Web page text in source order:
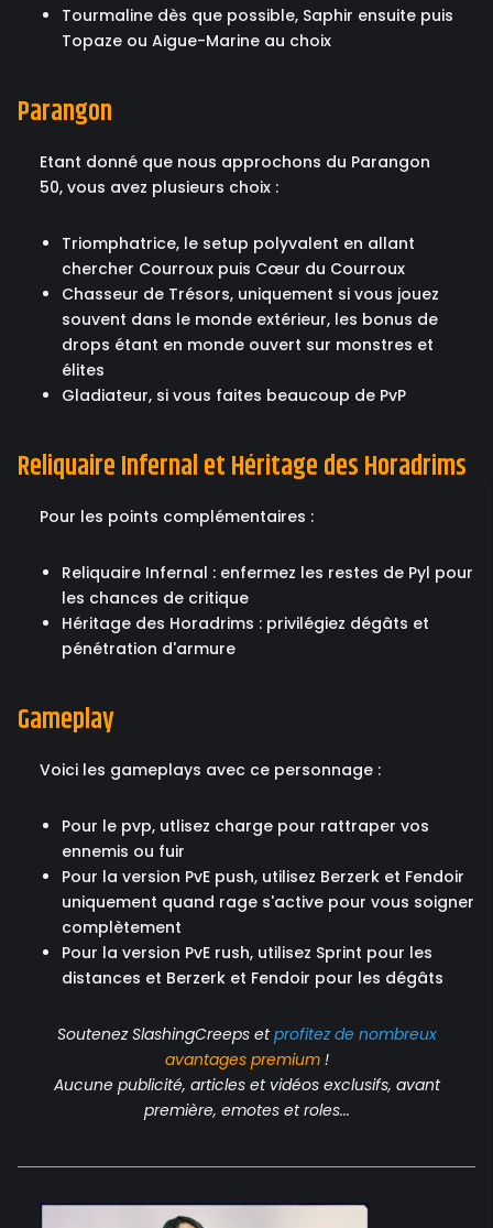
Tourmaline dès que possible, Saphir ensuite puis
Topaze ou Aigue-Marine au choix
Parangon
Etant donné que nous approchons du Parangon
50, vous avez plusieurs choix :
Triomphatrice, le setup polyvalent en allant
chercher Courroux puis Cœur du Courroux
Chasseur de Trésors, uniquement si vous jouez
souvent dans le monde extérieur, les bonus de
drops étant en monde ouvert sur monstres et
élites
Gladiateur, si vous faites beaucoup de PvP
Reliquaire Infernal et Héritage des Horadrims
Pour les points complémentaires :
Reliquaire Infernal : enfermez les restes de Pyl pour
les chances de critique
Héritage des Horadrims : privilégiez dégâts et
pénétration d'armure
Gameplay
Voici les gameplays avec ce personnage :
Pour le pvp, utlisez charge pour rattraper vos
ennemis ou fuir
Pour la version PvE push, utilisez Berzerk et Fendoir
uniquement quand rage s'active pour vous soigner
complètement
Pour la version PvE rush, utilisez Sprint pour les
distances et Berzerk et Fendoir pour les dégâts
Soutenez SlashingCreeps etprofitez de nombreux
avantagespremium!
Aucune publicité, articles et vidéos exclusifs, avant
première, emotes et roles...